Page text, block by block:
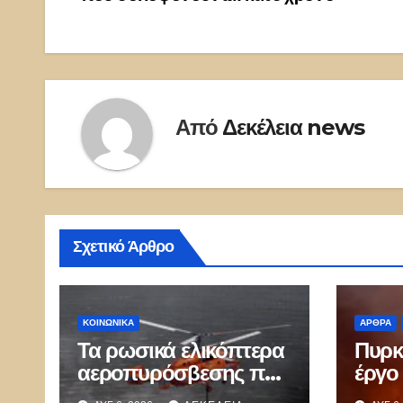
Από Δεκέλεια news
Σχετικό Άρθρο
ΚΟΙΝΩΝΙΚΑ
Τα ρωσικά ελικόπτερα
αεροπυρόσβεσης που
μπορούν να ρίχνουν 5
ΑΡΘΡΑ
έργο